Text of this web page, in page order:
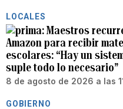
LOCALES
Maestros
Amazon para recibir
escolares: “Hay un
suple todo lo necesario”
8 de agosto de 2026 a las
GOBIERNO